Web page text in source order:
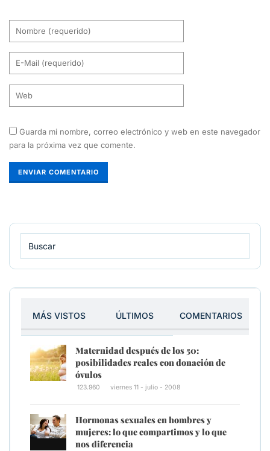
Guarda mi nombre, correo electrónico y web en este navegador
para la próxima vez que comente.
MÁS VISTOS ÚLTIMOS COMENTARIOS
Maternidad después de los 50:
posibilidades reales con donación de
óvulos
123.960 viernes 11 - julio - 2008
Hormonas sexuales en hombres y
mujeres: lo que compartimos y lo que
nos diferencia